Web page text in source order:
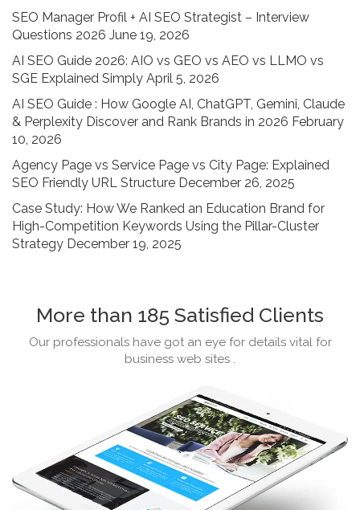
पड़ता
है?”
और
पर
प्रभाव
पड़ता
SEO Manager Profil + AI SEO Strategist – Interview
Questions 2026 June 19, 2026
AI SEO Guide 2026: AIO vs GEO vs AEO vs LLMO vs
SGE Explained Simply April 5, 2026
AI SEO Guide : How Google AI, ChatGPT, Gemini, Claude
& Perplexity Discover and Rank Brands in 2026 February
10, 2026
Agency Page vs Service Page vs City Page: Explained
SEO Friendly URL Structure December 26, 2025
Case Study: How We Ranked an Education Brand for
High-Competition Keywords Using the Pillar-Cluster
Strategy December 19, 2025
More than 185 Satisfied Clients
Our professionals have got an eye for details vital for
business web sites .